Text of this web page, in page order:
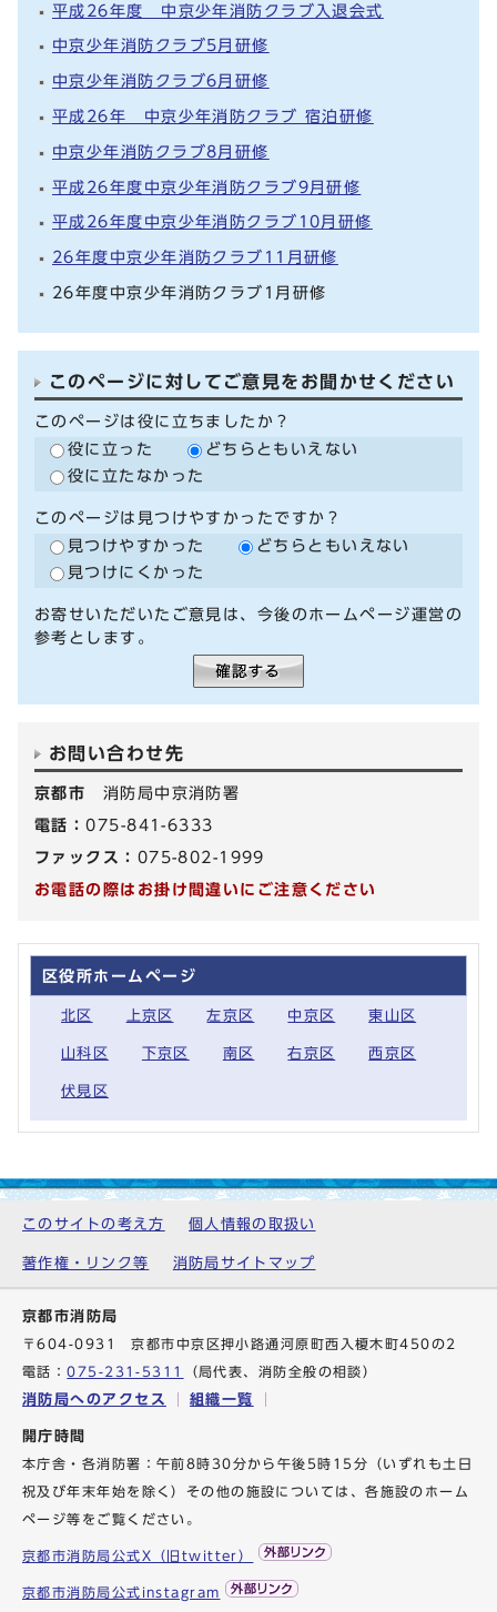
平成26年度 中京少年消防クラブ入退会式
中京少年消防クラブ5月研修
中京少年消防クラブ6月研修
平成26年 中京少年消防クラブ 宿泊研修
中京少年消防クラブ8月研修
平成26年度中京少年消防クラブ9月研修
平成26年度中京少年消防クラブ10月研修
26年度中京少年消防クラブ11月研修
26年度中京少年消防クラブ1月研修
このページに対してご意見をお聞かせください
このページは役に立ちましたか？
役に立った
どちらともいえない
役に立たなかった
このページは見つけやすかったですか？
見つけやすかった
どちらともいえない
見つけにくかった
お寄せいただいたご意見は、今後のホームページ運営の
参考とします。
お問い合わせ先
京都市 消防局中京消防署
電話：075-841-6333
ファックス： 075-802-1999
お電話の際はお掛け間違いにご注意ください
区役所ホームページ
北区 上京区 左京区 中京区 東山区
山科区 下京区 南区 右京区 西京区
伏見区
このサイトの考え方 個人情報の取扱い
著作権・リンク等 消防局サイトマップ
京都市消防局
〒604-0931 京都市中京区押小路通河原町西入榎木町450の2
電話：075-231-5311 （局代表、消防全般の相談）
消防局へのアクセス 組織一覧
開庁時間
本庁舎・各消防署：午前8時30分から午後5時15分（いずれも土日
祝及び年末年始を除く）その他の施設については、各施設のホーム
ページ等をご覧ください。
京都市消防局公式X（旧twitter）
京都市消防局公式instagram